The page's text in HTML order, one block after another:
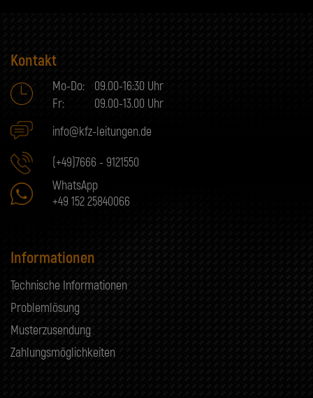
Kontakt
Mo-Do:
09.00-16:30 Uhr
Fr:
09.00-13.00 Uhr
info@kfz-leitungen.de
(+49)7666 - 9121550
WhatsApp
+49 152 25840066
Informationen
Technische Informationen
Problemlösung
Musterzusendung
Zahlungsmöglichkeiten